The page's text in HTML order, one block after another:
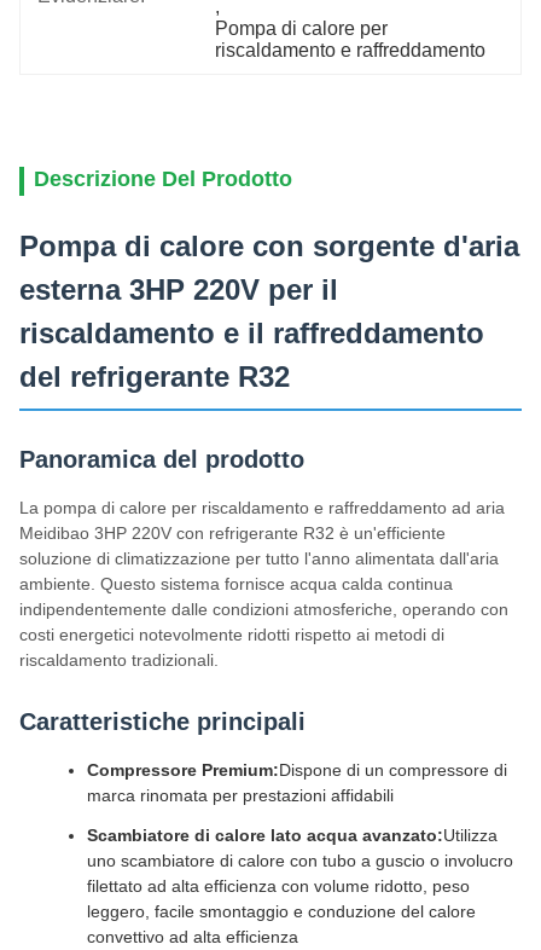
,
Pompa di calore per
riscaldamento e raffreddamento
Descrizione Del Prodotto
Pompa di calore con sorgente d'aria
esterna 3HP 220V per il
riscaldamento e il raffreddamento
del refrigerante R32
Panoramica del prodotto
La pompa di calore per riscaldamento e raffreddamento ad aria
Meidibao 3HP 220V con refrigerante R32 è un'efficiente
soluzione di climatizzazione per tutto l'anno alimentata dall'aria
ambiente. Questo sistema fornisce acqua calda continua
indipendentemente dalle condizioni atmosferiche, operando con
costi energetici notevolmente ridotti rispetto ai metodi di
riscaldamento tradizionali.
Caratteristiche principali
Compressore Premium:Dispone di un compressore di
marca rinomata per prestazioni affidabili
Scambiatore di calore lato acqua avanzato:Utilizza
uno scambiatore di calore con tubo a guscio o involucro
filettato ad alta efficienza con volume ridotto, peso
leggero, facile smontaggio e conduzione del calore
convettivo ad alta efficienza